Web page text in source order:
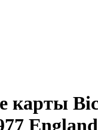
карты